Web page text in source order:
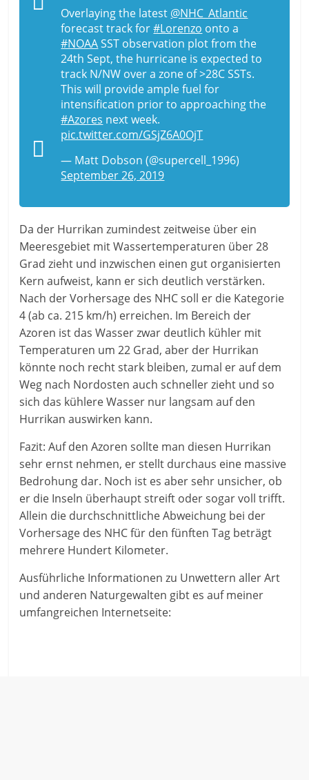
Overlaying the latest @NHC_Atlantic
forecast track for#Lorenzo onto a
#NOAASST observation plot from the
24th Sept, the hurricane is expected to
track N/NW over a zone of >28C SSTs.
This will provide ample fuel for
intensification prior to approaching the
#Azores next week.
pic.twitter.com/GSjZ6A0OjT
— Matt Dobson (@supercell_1996)
September 26, 2019
Da der Hurrikan zumindest zeitweise über ein
Meeresgebiet mit Wassertemperaturen über 28
Grad zieht und inzwischen einen gut organisierten
Kern aufweist, kann er sich deutlich verstärken.
Nach der Vorhersage des NHC soll er die Kategorie
4 (ab ca. 215 km/h) erreichen. Im Bereich der
Azoren ist das Wasser zwar deutlich kühler mit
Temperaturen um 22 Grad, aber der Hurrikan
könnte noch recht stark bleiben, zumal er auf dem
Weg nach Nordosten auch schneller zieht und so
sich das kühlere Wasser nur langsam auf den
Hurrikan auswirken kann.
Fazit: Auf den Azoren sollte man diesen Hurrikan
sehr ernst nehmen, er stellt durchaus eine massive
Bedrohung dar. Noch ist es aber sehr unsicher, ob
er die Inseln überhaupt streift oder sogar voll trifft.
Allein die durchschnittliche Abweichung bei der
Vorhersage des NHC für den fünften Tag beträgt
mehrere Hundert Kilometer.
Ausführliche Informationen zu Unwettern aller Art
und anderen Naturgewalten gibt es auf meiner
umfangreichen Internetseite: